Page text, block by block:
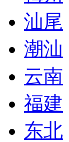
汕尾
潮汕
云南
福建
东北